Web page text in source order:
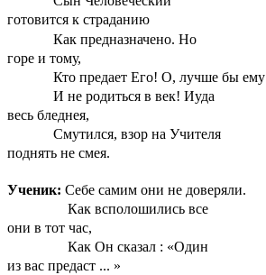
готовится к страданию
Как предназначено. Но
горе и тому,
Кто предает Его! О, лучше бы ему
И не родиться в век! Иуда
весь бледнея,
Смутился, взор на Учителя
поднять не смея.
Ученик: Себе самим они не доверяли.
Как всполошились все
они в тот час,
Как Он сказал : «Один
из вас предаст ... »